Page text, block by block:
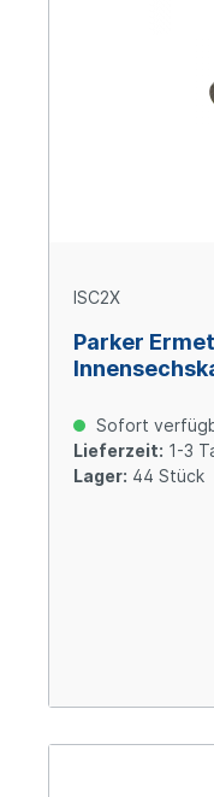
ISC2X
Parker
freiSofort
Lieferzeit: 1-3
Lager: 44 Stück